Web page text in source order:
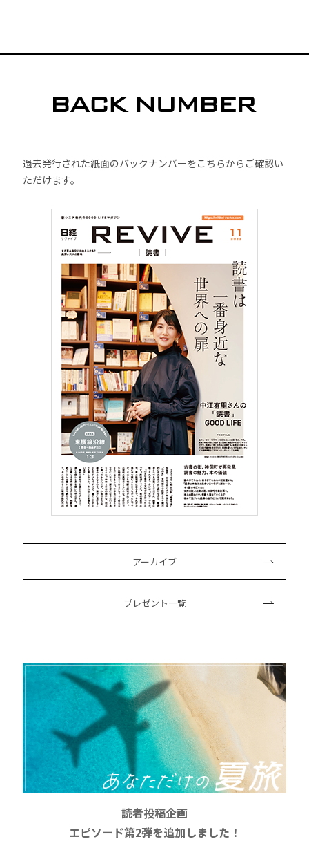
過去発行された紙面のバックナンバーをこちらからご確認い
ただけます。
アーカイブ
プレゼント一覧
読者投稿企画
エピソード第2弾を追加しました！